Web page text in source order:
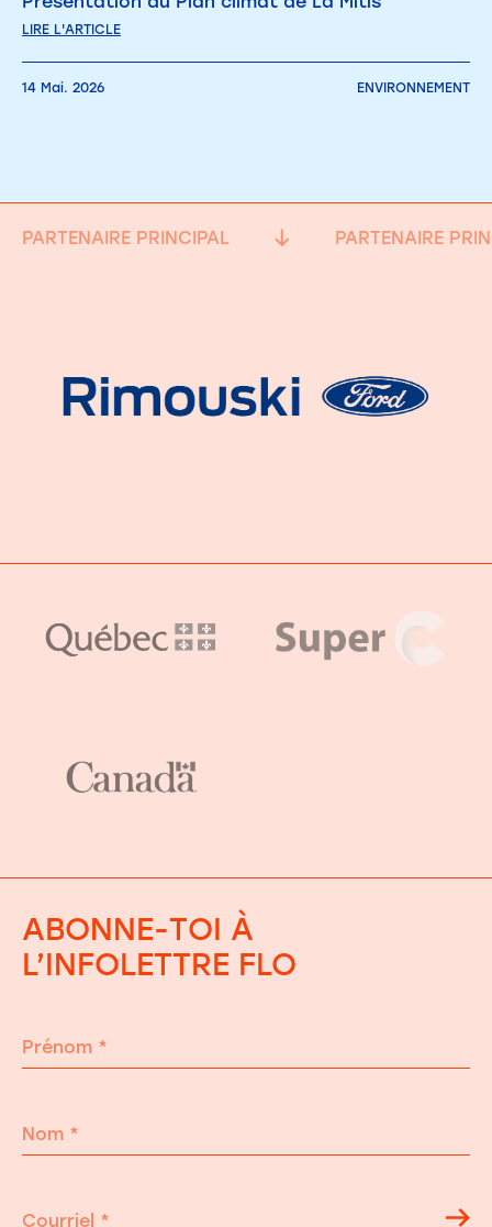
LIRE L'ARTICLE
14 Mai. 2026 ENVIRONNEMENT
PARTENAIRE PRINCIPAL PARTENAIRE
ABONNE-TOI À
L’INFOLETTRE FLO
Prénom *
Nom *
Courriel *